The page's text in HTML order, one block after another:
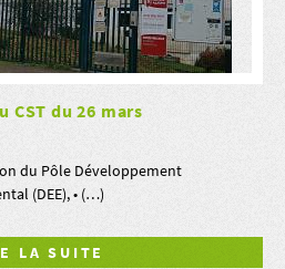
CST du 26 mars
du Pôle Développement
(DEE), • (…)
LA SUITE